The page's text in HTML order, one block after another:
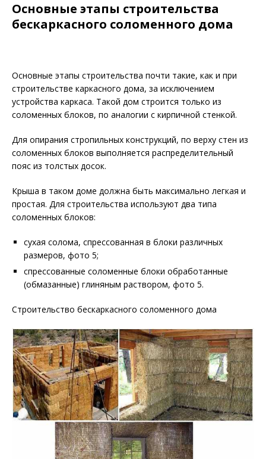
Основные этапы строительства
бескаркасного соломенного дома
Основные этапы строительства почти такие, как и при
строительстве каркасного дома, за исключением
устройства каркаса. Такой дом строится только из
соломенных блоков, по аналогии с кирпичной стенкой.
Для опирания стропильных конструкций, по верху стен из
соломенных блоков выполняется распределительный
пояс из толстых досок.
Крыша в таком доме должна быть максимально легкая и
простая. Для строительства используют два типа
соломенных блоков:
сухая солома, спрессованная в блоки различных
размеров, фото 5;
спрессованные соломенные блоки обработанные
(обмазанные) глиняным раствором, фото 5.
Строительство бескаркасного соломенного дома